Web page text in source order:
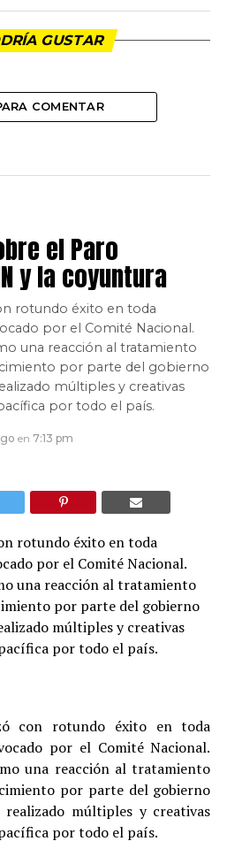
GUSTAR
COMENTAR
el Paro
y la coyuntura
rotundo éxito en toda
por el Comité Nacional.
una reacción al tratamiento
por parte del gobierno
múltiples y creativas
por todo el país.
en 7:13 pm
rotundo éxito en toda
por el Comité Nacional.
una reacción al tratamiento
por parte del gobierno
múltiples y creativas
por todo el país.
con rotundo éxito en toda
por el Comité Nacional.
una reacción al tratamiento
por parte del gobierno
múltiples y creativas
por todo el país.